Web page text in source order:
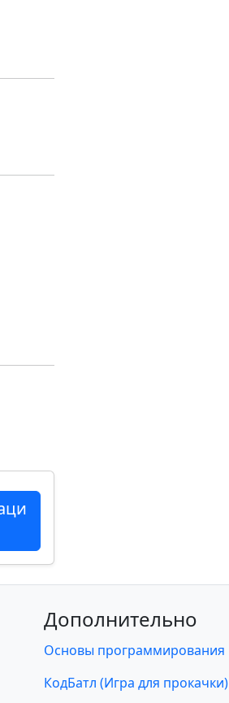
Дополнительно
Основы программирования
КодБатл (Игра для прокачки)